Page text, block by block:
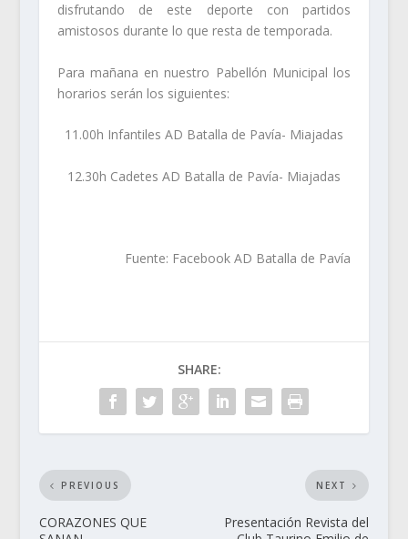
disfrutando de este deporte con partidos
amistosos durante lo que resta de temporada.
Para mañana en nuestro Pabellón Municipal los
horarios serán los siguientes:
11.00h Infantiles AD Batalla de Pavía- Miajadas
12.30h Cadetes AD Batalla de Pavía- Miajadas
Fuente: Facebook AD Batalla de Pavía
SHARE:
PREVIOUS
CORAZONES QUE
NEXT
Presentación Revista del